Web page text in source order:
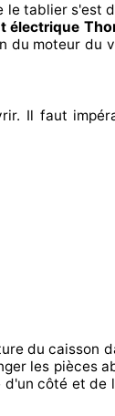
le tablier s'est
électrique
du moteur du
Il faut
du caisson
les pièces
côté et de